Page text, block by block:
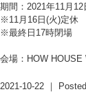
期間：2021年11月
※11月16日(火)定休
※最終日17時閉場
会場：HOW HOUSE
2021-10-22 ｜